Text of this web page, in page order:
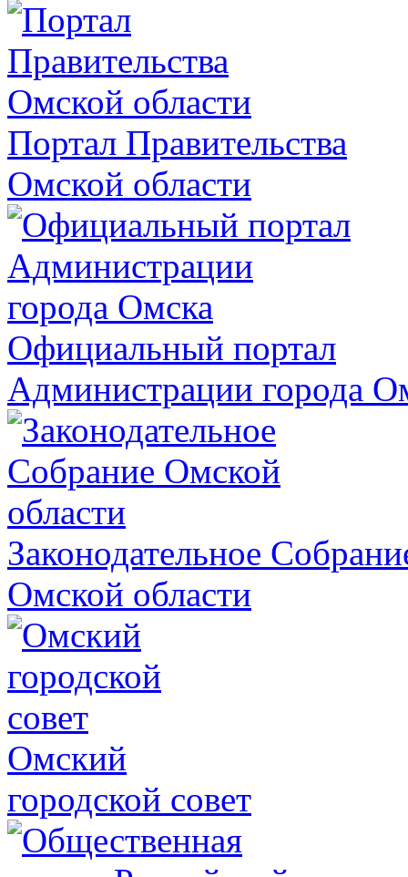
Портал Правительства
Омской области
Официальный портал
Администрации города
Законодательное
Омской области
Омский
городской совет